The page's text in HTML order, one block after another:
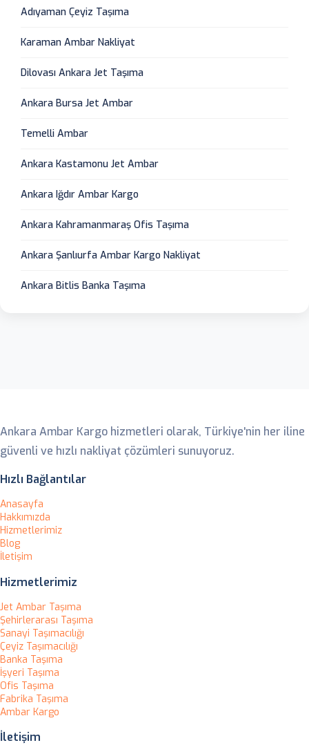
Adıyaman Çeyiz Taşıma
Karaman Ambar Nakliyat
Dilovası Ankara Jet Taşıma
Ankara Bursa Jet Ambar
Temelli Ambar
Ankara Kastamonu Jet Ambar
Ankara Iğdır Ambar Kargo
Ankara Kahramanmaraş Ofis Taşıma
Ankara Şanlıurfa Ambar Kargo Nakliyat
Ankara Bitlis Banka Taşıma
Ankara Ambar Kargo hizmetleri olarak, Türkiye'nin her iline
güvenli ve hızlı nakliyat çözümleri sunuyoruz.
Hızlı Bağlantılar
Anasayfa
Hakkımızda
Hizmetlerimiz
Blog
İletişim
Hizmetlerimiz
Jet Ambar Taşıma
Şehirlerarası Taşıma
Sanayi Taşımacılığı
Çeyiz Taşımacılığı
Banka Taşıma
İşyeri Taşıma
Ofis Taşıma
Fabrika Taşıma
Ambar Kargo
İletişim